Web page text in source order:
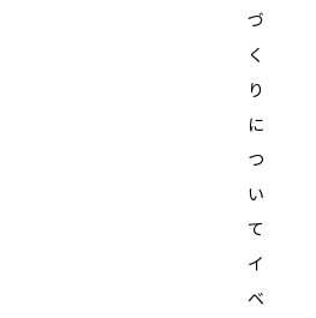
づ
く
り
に
つ
い
て
イ
ベ